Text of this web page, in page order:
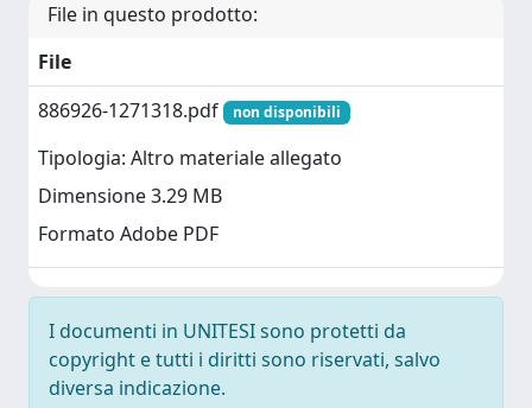
File in questo prodotto:
File
886926-1271318.pdf
non disponibili
Tipologia: Altro materiale allegato
Dimensione 3.29 MB
Formato Adobe PDF
I documenti in UNITESI sono protetti da
copyright e tutti i diritti sono riservati, salvo
diversa indicazione.